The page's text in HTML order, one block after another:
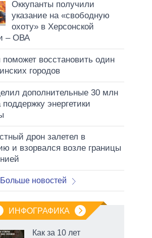
Оккупанты получили
указание на «свободную
охоту» в Херсонской
– ОВА
восстановить один
городов
дополнительные 30 млн
энергетики
дрон залетел в
и взорвался возле границы
Больше новостей
ИНФОГРАФИКА
Как за 10 лет